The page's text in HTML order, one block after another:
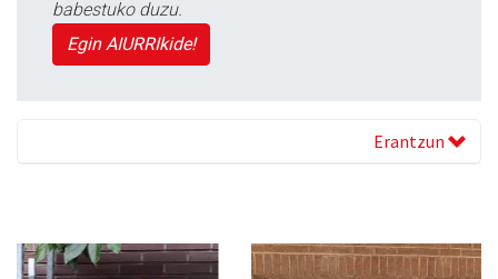
babestuko duzu.
Egin AIURRIkide!
Erantzun